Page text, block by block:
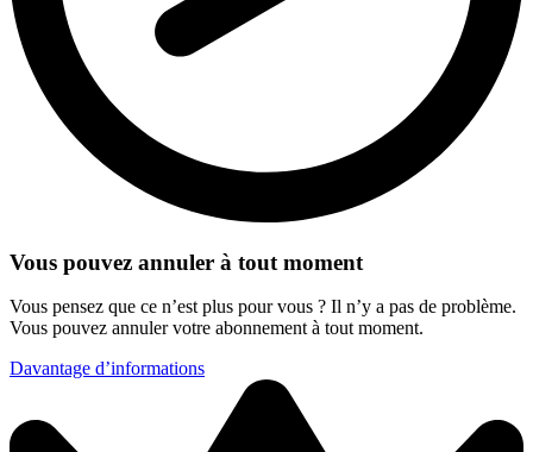
Vous pouvez annuler à tout moment
Vous pensez que ce n’est plus pour vous ? Il n’y a pas de problème.
Vous pouvez annuler votre abonnement à tout moment.
Davantage d’informations